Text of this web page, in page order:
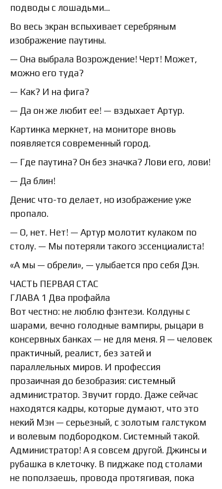
подводы с лошадьми…
Во весь экран вспыхивает серебряным
изображение паутины.
— Она выбрала Возрождение! Черт! Может,
можно его туда?
— Как? И на фига?
— Да он же любит ее! — вздыхает Артур.
Картинка меркнет, на мониторе вновь
появляется современный город.
— Где паутина? Он без значка? Лови его, лови!
— Да блин!
Денис что-то делает, но изображение уже
пропало.
— О, нет. Нет! — Артур молотит кулаком по
столу. — Мы потеряли такого эссенциалиста!
«А мы — обрели», — улыбается про себя Дэн.
ЧАСТЬ ПЕРВАЯ СТАС
ГЛАВА 1 Два профайла
Вот честно: не люблю фэнтези. Колдуны с
шарами, вечно голодные вампиры, рыцари в
консервных банках — не для меня. Я — человек
практичный, реалист, без затей и
параллельных миров. И профессия
прозаичная до безобразия: системный
администратор. Звучит гордо. Даже сейчас
находятся кадры, которые думают, что это
некий Мэн — серьезный, с золотым галстуком
и волевым подбородком. Системный такой.
Администратор! А я совсем другой. Джинсы и
рубашка в клеточку. В пиджаке под столами
не поползаешь, провода протягивая, пока